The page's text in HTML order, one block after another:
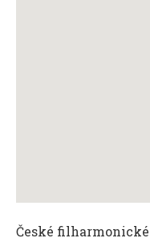
České